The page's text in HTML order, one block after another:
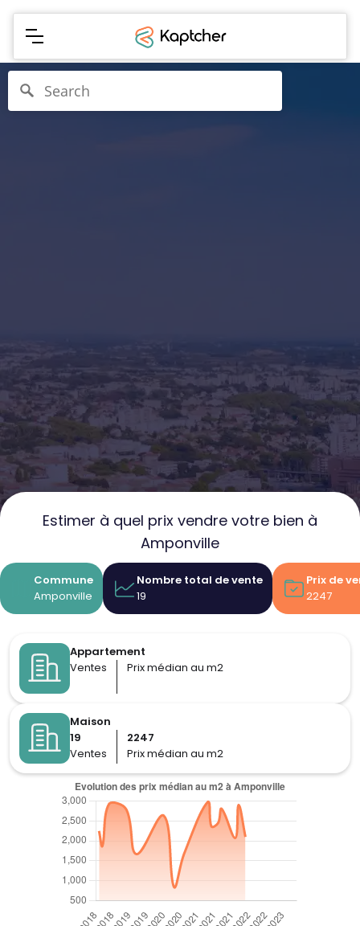
Estimer à quel prix vendre votre bien à
Amponville
Commune
Amponville
Nombre total de vente
19
Prix de
2247
Appartement
Ventes
Prix médian au m2
Maison
19
Ventes
2247
Prix médian au m2